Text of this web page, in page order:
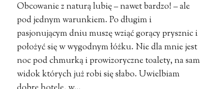
Obcowanie z naturą lubię – nawet bardzo! – ale
pod jednym warunkiem. Po długim i
pasjonującym dniu muszę wziąć gorący prysznic i
położyć się w wygodnym łóżku. Nie dla mnie jest
noc pod chmurką i prowizoryczne toalety, na sam
widok których już robi się słabo. Uwielbiam